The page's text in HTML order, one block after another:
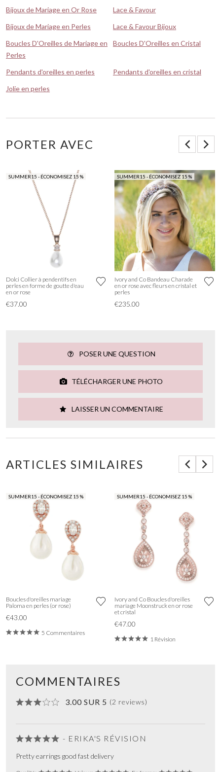
Bijoux de Mariage en Or Rose
Lace & Favour
Bijoux de Mariage en Perles
Lace & Favour Bijoux
Boucles D'Oreilles de Mariage en
Perles
Boucles D'Oreilles en Cristal
Pendants d'oreilles en perles
Pendants d'oreilles en cristal
Jolie en perles
PORTER AVEC
SUMMER15 - ÉCONOMISEZ 15 %
Dolci Collier à pendentifs en
perles en forme de goutte d'eau
en or rose
€37.00
SUMMER15 - ÉCONOMISEZ 15 %
Ivory and Co Bandeau Charade
en or rose avec fleurs en cristal et
perles
€235.00
POSER UNE QUESTION
TÉLÉCHARGER UNE PHOTO
LAISSER UN COMMENTAIRE
ARTICLES SIMILAIRES
SUMMER15 - ÉCONOMISEZ 15 %
Boucles d'oreilles mariage
Paloma en perles (or rose)
€43.00
5 Commentaires
SUMMER15 - ÉCONOMISEZ 15 %
Ivory and Co Boucles d'oreilles
mariage Moonstruck en or rose
et cristal
€47.00
1 Révision
COMMENTAIRES
3.00 SUR 5 (2 reviews)
- ERIKA'S RÉVISION
Pretty earrings good fast delivery